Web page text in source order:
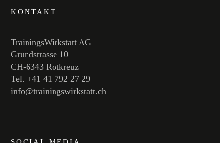
KONTAKT
TrainingsWirkstatt AG
Grundstrasse 10
CH-6343 Rotkreuz
Tel. +41 41 792 27 29
info@trainingswirkstatt.ch
SOCIAL MEDIA